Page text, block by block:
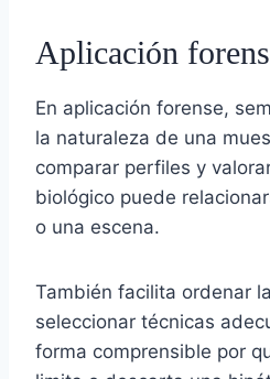
Aplicación
En aplicación forense,
la naturaleza de una
comparar perfiles y
biológico puede
o una escena.
También facilita ordenar
seleccionar técnicas
forma comprensible por